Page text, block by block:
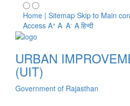
Home | Sitemap Skip to Main
Access A+ A A- A हिन्दी
URBAN
(UIT)
Government of Rajasthan